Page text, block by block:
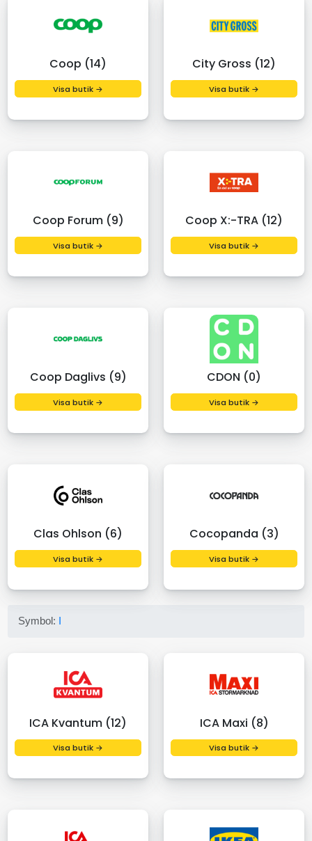
Coop (14)
Visa butik →
City Gross (12)
Visa butik →
Coop Forum (9)
Visa butik →
Coop X:-TRA (12)
Visa butik →
Coop Daglivs (9)
Visa butik →
CDON (0)
Visa butik →
Clas Ohlson (6)
Visa butik →
Cocopanda (3)
Visa butik →
Symbol: I
ICA Kvantum (12)
Visa butik →
ICA Maxi (8)
Visa butik →